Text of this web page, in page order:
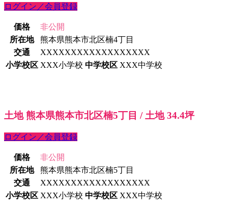
ログイン／会員登録
価格
非公開
所在地
熊本県熊本市北区楠4丁目
交通
XXXXXXXXXXXXXXXXXX
小学校区 XXX小学校 中学校区 XXX中学校
土地 熊本県熊本市北区楠5丁目 / 土地 34.4坪
ログイン／会員登録
価格
非公開
所在地
熊本県熊本市北区楠5丁目
交通
XXXXXXXXXXXXXXXXXX
小学校区 XXX小学校 中学校区 XXX中学校